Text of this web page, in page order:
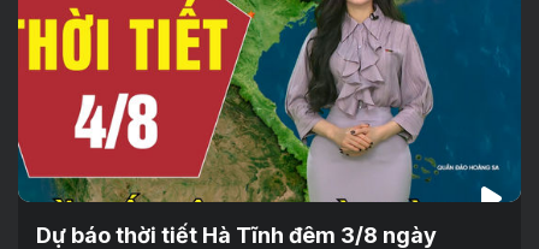
Dự báo thời tiết Hà Tĩnh đêm 3/8 ngày